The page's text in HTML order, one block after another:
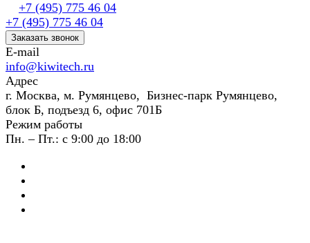
+7 (495) 775 46 04
+7 (495) 775 46 04
Заказать звонок
E-mail
info@kiwitech.ru
Адрес
г. Москва, м. Румянцево, Бизнес-парк Румянцево,
блок Б, подъезд 6, офис 701Б
Режим работы
Пн. – Пт.: с 9:00 до 18:00